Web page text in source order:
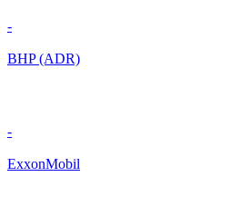
-
BHP (ADR)
-
ExxonMobil